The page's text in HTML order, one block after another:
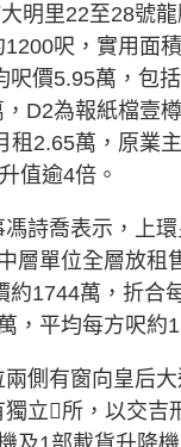
明里22至28號
呎，實用面
呎價5.95萬，包
D2為報紙檔壹
租2.65萬，原業
值逾4倍。
詩喬表示，上
層單位全層放租
約1744萬，折合
，平均每方呎約
側有窗向皇后大
立所，以交吉